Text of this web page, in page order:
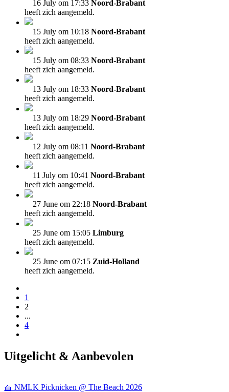
16 July om 17:33 Noord-Brabant
heeft zich aangemeld.
15 July om 10:18 Noord-Brabant
heeft zich aangemeld.
15 July om 08:33 Noord-Brabant
heeft zich aangemeld.
13 July om 18:33 Noord-Brabant
heeft zich aangemeld.
13 July om 18:29 Noord-Brabant
heeft zich aangemeld.
12 July om 08:11 Noord-Brabant
heeft zich aangemeld.
11 July om 10:41 Noord-Brabant
heeft zich aangemeld.
27 June om 22:18 Noord-Brabant
heeft zich aangemeld.
25 June om 15:05 Limburg
heeft zich aangemeld.
25 June om 07:15 Zuid-Holland
heeft zich aangemeld.
1
2
...
4
Uitgelicht & Aanbevolen
🧺 NMLK Picknicken @ The Beach 2026